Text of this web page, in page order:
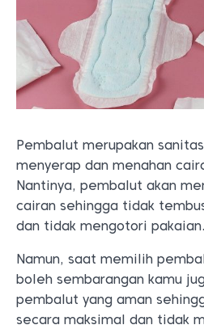
Pembalut merupakan
menyerap dan menahan
Nantinya, pembalut akan
cairan sehingga tidak
dan tidak mengotori pakaian.
Namun, saat memilih
boleh sembarangan kamu
pembalut yang aman
secara maksimal dan tidak